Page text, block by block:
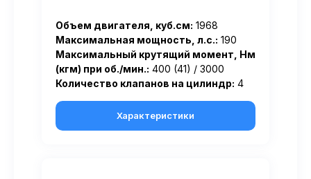
Объем двигателя, куб.см: 1968
Максимальная мощность, л.с.: 190
Максимальный крутящий момент, Нм
(кгм) при об./мин.: 400 (41) / 3000
Количество клапанов на цилиндр: 4
Характеристики